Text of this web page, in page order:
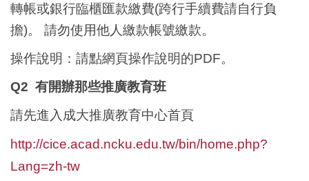
轉帳或銀行臨櫃匯款繳費(跨行手續費請自行負
擔)。 請勿使用他人繳款帳號繳款。
操作說明：請點網頁操作說明的PDF。
Q2 有開辦那些推廣教育班
請先進入成大推廣教育中心首頁
http://cice.acad.ncku.edu.tw/bin/home.php?
Lang=zh-tw